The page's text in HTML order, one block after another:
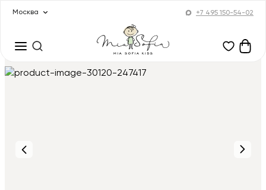
Москва +7 495 150-54-02